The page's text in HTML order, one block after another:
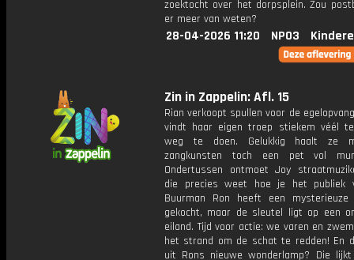
zoektocht over het dorpsplein. Zou
er meer van weten?
28-04-2026 11:20 NPO3
Zin in Zappelin: Afl. 15
Rian verkoopt spullen voor de
vindt haar eigen troep stiekem véél
weg te doen. Gelukkig haalt ze
zangkunsten toch een pet vol
Ondertussen ontmoet Joy
die precies weet hoe je het publiek
Buurman Ron heeft een mysterieuze
gekocht, maar de sleutel ligt op een
eiland. Tijd voor actie: we varen en
het strand om de schat te redden! En
uit Rons nieuwe wonderlamp? Die